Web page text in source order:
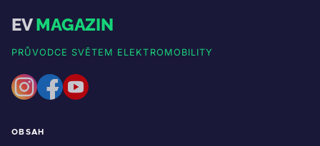
EVMAGAZIN
PRŮVODCE SVĚTEM ELEKTROMOBILITY
OBSAH